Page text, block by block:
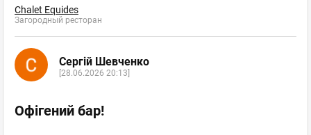
Chalet Equides
Загородный ресторан
Сергій Шевченко
[28.06.2026 20:13]
Офігений бар!